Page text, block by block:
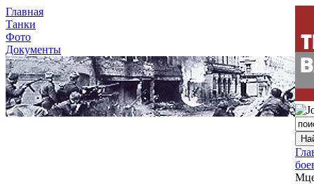
Главная
Танки
Фото
Документы